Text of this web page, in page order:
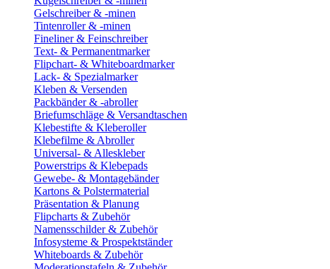
Gelschreiber & -minen
Tintenroller & -minen
Fineliner & Feinschreiber
Text- & Permanentmarker
Flipchart- & Whiteboardmarker
Lack- & Spezialmarker
Kleben & Versenden
Packbänder & -abroller
Briefumschläge & Versandtaschen
Klebestifte & Kleberoller
Klebefilme & Abroller
Universal- & Alleskleber
Powerstrips & Klebepads
Gewebe- & Montagebänder
Kartons & Polstermaterial
Präsentation & Planung
Flipcharts & Zubehör
Namensschilder & Zubehör
Infosysteme & Prospektständer
Whiteboards & Zubehör